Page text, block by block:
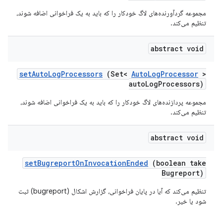
مجموعه گردآورنده‌های لاگ خودکار را که باید به یک فراخوانی اضافه شوند،
تنظیم می‌کند.
abstract void
setAutoLogProcessors (Set< AutoLogProcessor >
autoLogProcessors)
مجموعه پردازنده‌های لاگ خودکار را که باید به یک فراخوانی اضافه شوند،
تنظیم می‌کند.
abstract void
setBugreportOnInvocationEnded (boolean take
Bugreport)
تنظیم می‌کند که آیا در پایان فراخوانی، گزارش اشکال (bugreport) ثبت
شود یا خیر.